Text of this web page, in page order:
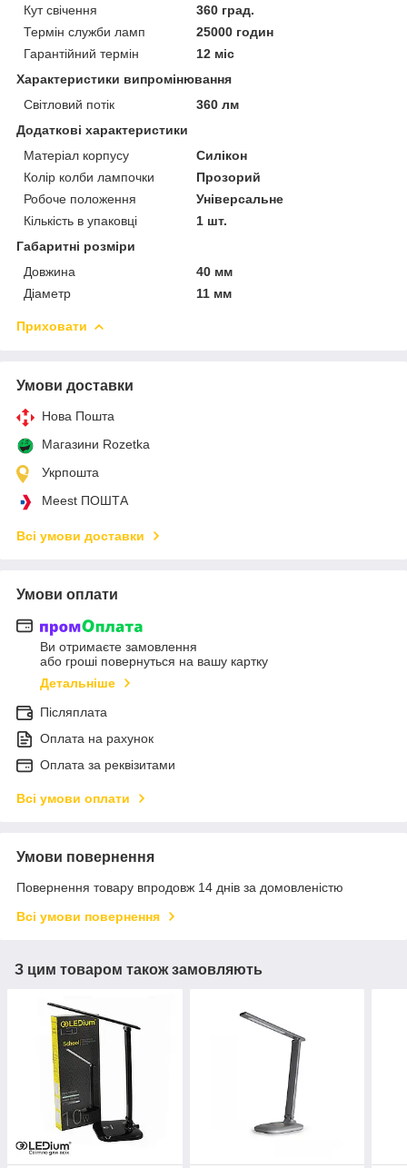
Кут свічення
360 град.
Термін служби ламп
25000 годин
Гарантійний термін
12 міс
Характеристики випромінювання
Світловий потік
360 лм
Додаткові характеристики
Матеріал корпусу
Силікон
Колір колби лампочки
Прозорий
Робоче положення
Універсальне
Кількість в упаковці
1 шт.
Габаритні розміри
Довжина
40 мм
Діаметр
11 мм
Приховати
Умови доставки
Нова Пошта
Магазини Rozetka
Укрпошта
Meest ПОШТА
Всі умови доставки
Умови оплати
Ви отримаєте замовлення
або гроші повернуться на вашу картку
Детальніше
Післяплата
Оплата на рахунок
Оплата за реквізитами
Всі умови оплати
Умови повернення
Повернення товару впродовж 14 днів за домовленістю
Всі умови повернення
З цим товаром також замовляють